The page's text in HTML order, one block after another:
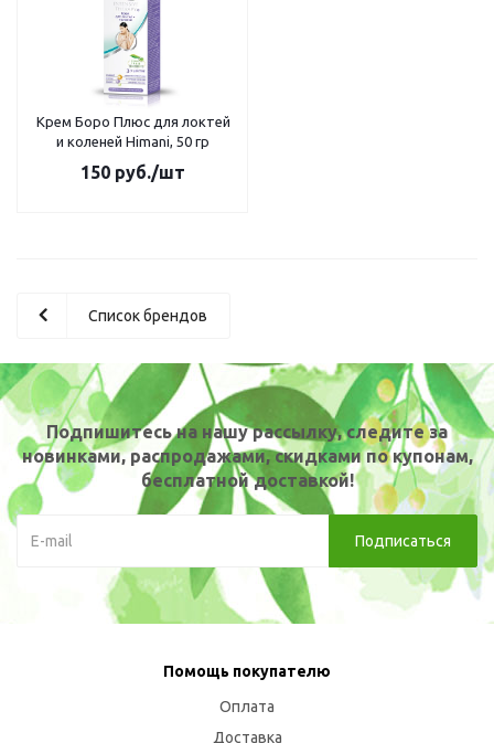
Крем Боро Плюс для локтей
и коленей Himani, 50 гр
150 руб./шт
Список брендов
Подпишитесь на нашу рассылку, следите за
новинками, распродажами, скидками по купонам,
бесплатной доставкой!
Помощь покупателю
Оплата
Доставка